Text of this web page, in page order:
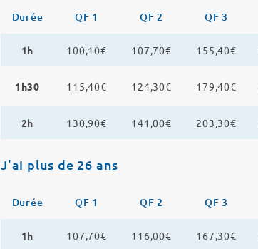
Durée QF 1 QF 2 QF 3
1h 100,10€ 107,70€ 155,40€
1h30 115,40€ 124,30€ 179,40€
2h 130,90€ 141,00€ 203,30€
J'ai plus de 26 ans
Durée QF 1 QF 2 QF 3
1h 107,70€ 116,00€ 167,30€